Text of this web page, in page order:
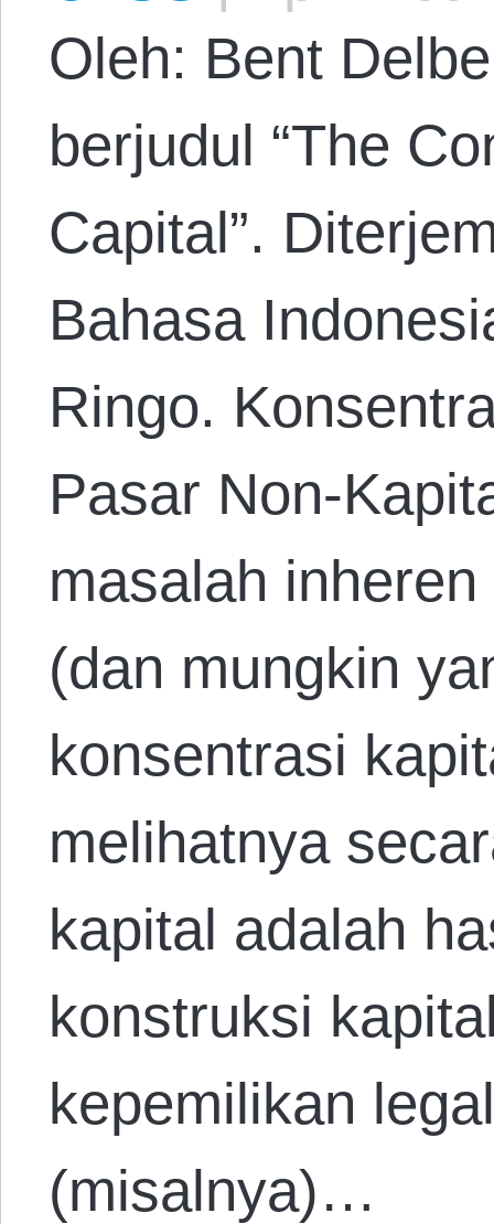
Oleh: Bent
berjudul “The
Capital”.
Bahasa
Ringo.
Pasar Non-
masalah
(dan mungkin
konsentrasi
melihatnya
kapital adalah
konstruksi
kepemilikan
(misalnya)…